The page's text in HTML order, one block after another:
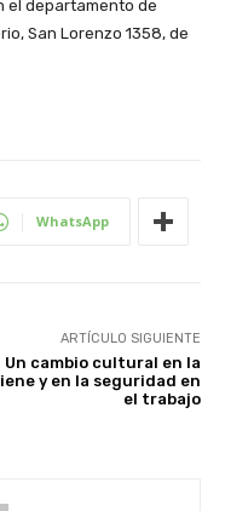
el departamento de
San Lorenzo 1358, de
WhatsApp
ARTÍCULO SIGUIENTE
Un cambio cultural en la
y en la seguridad en
el trabajo